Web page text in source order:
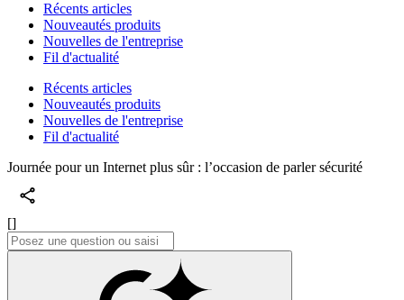
Récents articles
Nouveautés produits
Nouvelles de l'entreprise
Fil d'actualité
Récents articles
Nouveautés produits
Nouvelles de l'entreprise
Fil d'actualité
Journée pour un Internet plus sûr : l’occasion de parler sécurité
[]